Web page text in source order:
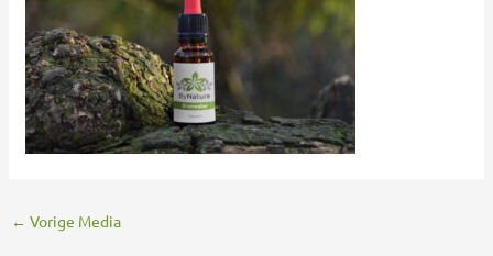
← Vorige Media